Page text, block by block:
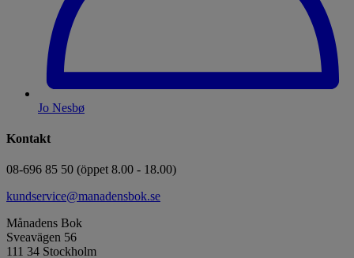
Jo Nesbø
Kontakt
08-696 85 50 (öppet 8.00 - 18.00)
kundservice@manadensbok.se
Månadens Bok
Sveavägen 56
111 34 Stockholm